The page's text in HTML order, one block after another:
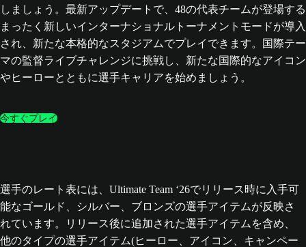
しましょう。最新アップデートで、48の代表チームが登場する
まったく新しいインターナショナルトーナメントモードが導入
され、新たな本格的なスタジアムでプレイできます。国際テー
マの監督ライブチャレンジに挑戦し、新たな国際的なアイコン
やヒーローとともに選手キャリアを始めましょう。
今すぐプレイ
選手のレート表には、Ultimate Team ‘26でリリース時に入手可
能なゴールド、シルバー、ブロンズの選手アイテムが反映さ
れています。リリース後に追加された選手アイテムを含め、
他のタイプの選手アイテム(ヒーロー、アイコン、キャンペー